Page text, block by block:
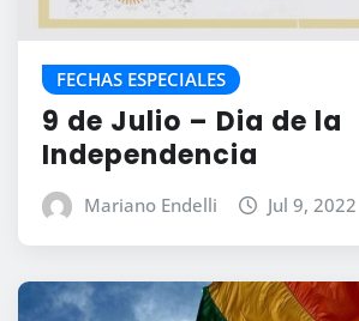
FECHAS ESPECIALES
9 de Julio – Dia de la
Independencia
Mariano Endelli Jul 9, 2022